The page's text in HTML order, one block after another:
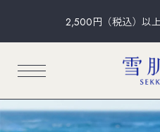
2,500円（税込）以